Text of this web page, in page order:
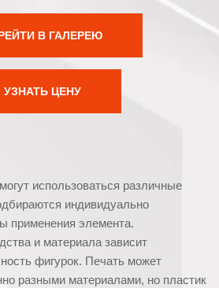
В ГАЛЕРЕЮ
УЗНАТЬ ЦЕНУ
использоваться различные
индивидуально
применения элемента.
и материала зависит
фигурок. Печать может
разными материалами, но пластик